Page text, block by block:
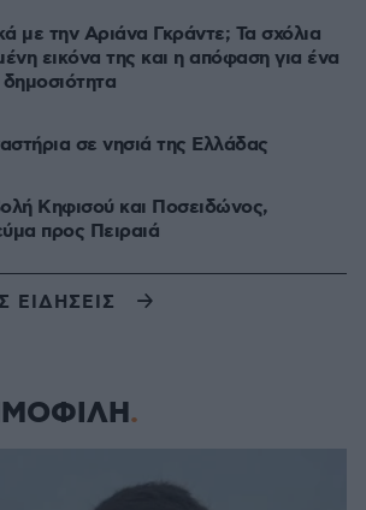
με την Αριάνα Γκράντε; Τα σχόλια
εικόνα της και η απόφαση για ένα
σε νησιά της Ελλάδας
Κηφισού και Ποσειδώνος,
προς Πειραιά
ΕΙΔΗΣΕΙΣ